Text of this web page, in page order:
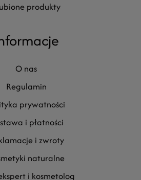
o nas
regulamin
prywatności
i płatności
i zwroty
naturalne
ekspert i kosmetolog
produkty